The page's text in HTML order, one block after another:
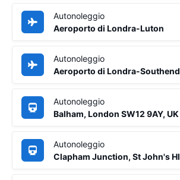
Autonoleggio
Aeroporto di Londra-Luton
Autonoleggio
Aeroporto di Londra-Southend
Autonoleggio
Balham, London SW12 9AY, UK
Autonoleggio
Clapham Junction, St John's Hl